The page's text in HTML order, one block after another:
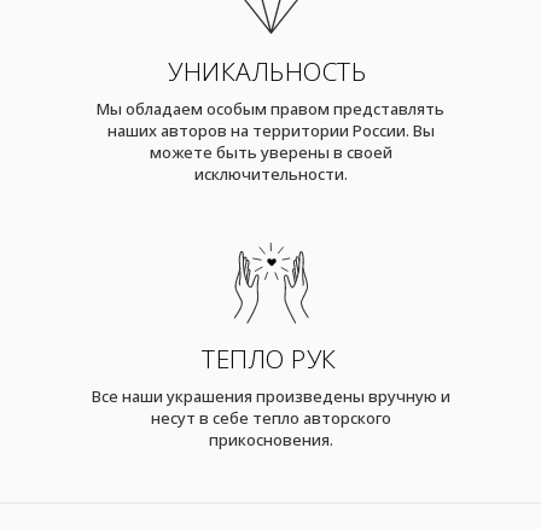
УНИКАЛЬНОСТЬ
Мы обладаем особым правом представлять
наших авторов на территории России. Вы
можете быть уверены в своей
исключительности.
ТЕПЛО РУК
Все наши украшения произведены вручную и
несут в себе тепло авторского
прикосновения.